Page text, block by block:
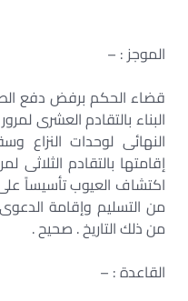
الموجز : –
قضاء الحكم برفض دفع
البناء بالتقادم العشرى
النهائى لوحدات
إقامتها بالتقادم الثلاثى
اكتشاف العيوب تأسيساً
من التسليم وإقامة
من ذلك التاريخ . صحيح .
القاعدة : –